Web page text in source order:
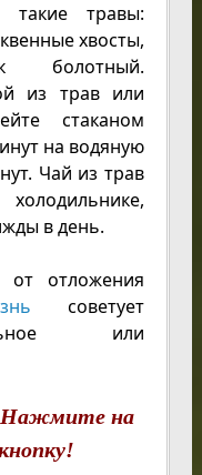
такие травы:
хвосты,
болотный.
из трав или
стаканом
на водяную
Чай из трав
в день.
отложения
советует
или
Нажмите на